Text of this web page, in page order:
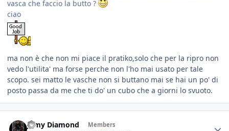
vasca che faccio la butto ?
ciao
ma non è che non mi piace il pratiko,solo che per la ripro non
vedo l'utilita' ma forse perche non l'ho mai usato per tale
scopo. sei matto le vasche non si buttano mai se hai un po' di
posto passa da me che ti do' un cubo che a giorni lo svuoto.
Jamy Diamond Members